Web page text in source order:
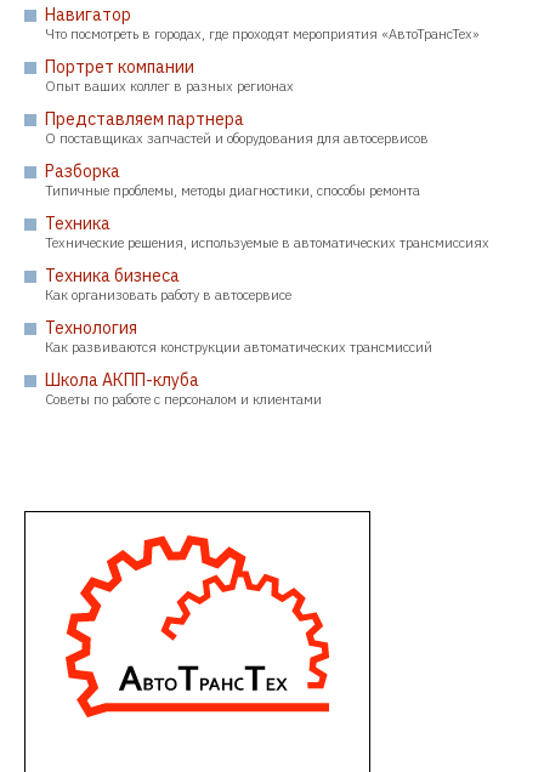
Навигатор
Что посмотреть в городах, где проходят мероприятия «АвтоТрансТех»
Портрет компании
Опыт ваших коллег в разных регионах
Представляем партнера
О поставщиках запчастей и оборудования для автосервисов
Разборка
Типичные проблемы, методы диагностики, способы ремонта
Техника
Технические решения, используемые в автоматических трансмиссиях
Техника бизнеса
Как организовать работу в автосервисе
Технология
Как развиваются конструкции автоматических трансмиссий
Школа АКПП-клуба
Советы по работе с персоналом и клиентами